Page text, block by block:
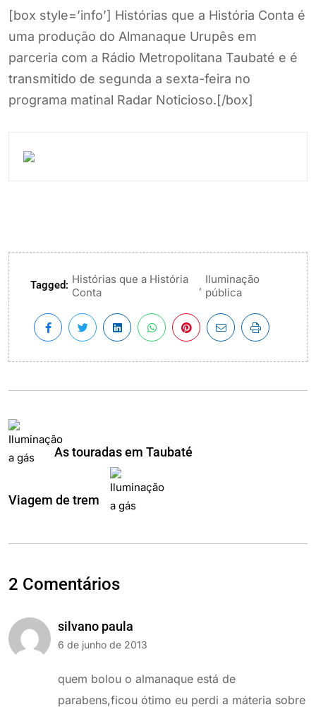
[box style=’info’] Histórias que a História Conta é
uma produção do Almanaque Urupês em
parceria com a Rádio Metropolitana Taubaté e é
transmitido de segunda a sexta-feira no
programa matinal Radar Noticioso.[/box]
Tagged: Histórias que a História
Conta
, Iluminação
pública
As touradas em Taubaté
Viagem de trem
2 Comentários
silvano paula
6 de junho de 2013
quem bolou o almanaque está de
parabens,ficou ótimo eu perdi a máteria sobre